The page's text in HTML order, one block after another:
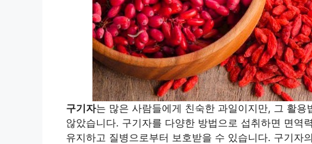
구기자는 많은 사람들에게 친숙한 과일이지만, 그 활
않았습니다. 구기자를 다양한 방법으로 섭취하면 면역
유지하고 질병으로부터 보호받을 수 있습니다. 구기자